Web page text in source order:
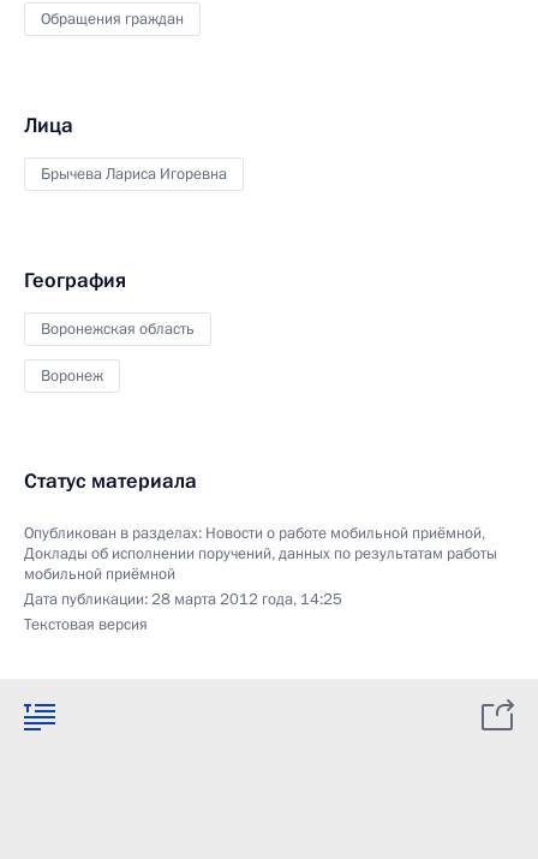
Обращения граждан
Лица
Брычева Лариса Игоревна
География
Воронежская область
Воронеж
Статус материала
Опубликован в разделах: Новости о работе мобильной приёмной,
Доклады об исполнении поручений, данных по результатам работы
мобильной приёмной
Дата публикации:28 марта 2012 года, 14:25
Текстовая версия